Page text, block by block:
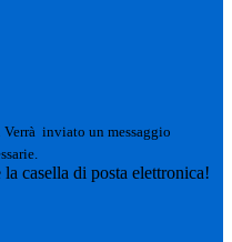
Verrà inviato un messaggio
casella di posta elettronica!